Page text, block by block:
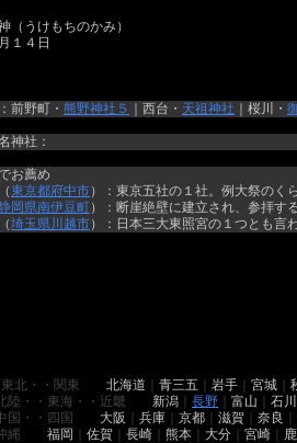
（うけもちのかみ）
１４日
前野町・ 熊野神社５ ｜西台・ 天祖神社 ｜桜川・
神社：
お薦め
（東京都府中市）：東京五社の１社。例大祭のく
岡県南伊豆町）：断崖絶壁に建立され、参拝す
（埼玉県川越市）：日本三大東照宮の１つとも言
北・・関東 北海道 青三五 岩手 宮城
陸・・東海・・近畿 新潟 長野 富山
石川
国・・四国
大阪 兵庫 京都 滋賀 奈良
縄 福岡 佐賀 長崎 熊本 大分 宮崎